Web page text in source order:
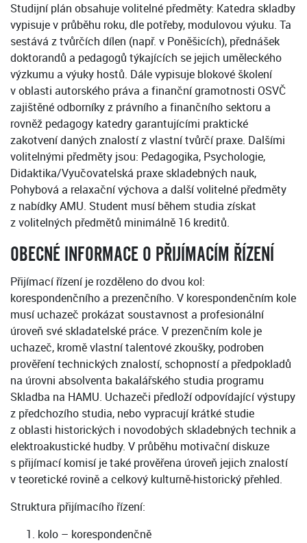
Studijní plán obsahuje volitelné předměty: Katedra skladby
vypisuje v průběhu roku, dle potřeby, modulovou výuku. Ta
sestává z tvůrčích dílen (např. v Poněšicích), přednášek
doktorandů a pedagogů týkajících se jejich uměleckého
výzkumu a výuky hostů. Dále vypisuje blokové školení
v oblasti autorského práva a finanční gramotnosti OSVČ
zajištěné odborníky z právního a finančního sektoru a
rovněž pedagogy katedry garantujícími praktické
zakotvení daných znalostí z vlastní tvůrčí praxe. Dalšími
volitelnými předměty jsou: Pedagogika, Psychologie,
Didaktika/Vyučovatelská praxe skladebných nauk,
Pohybová a relaxační výchova a další volitelné předměty
z nabídky AMU. Student musí během studia získat
z volitelných předmětů minimálně 16 kreditů.
OBECNÉ INFORMACE O PŘIJÍMACÍM ŘÍZENÍ
Přijímací řízení je rozděleno do dvou kol:
korespondenčního a prezenčního. V korespondenčním kole
musí uchazeč prokázat soustavnost a profesionální
úroveň své skladatelské práce. V prezenčním kole je
uchazeč, kromě vlastní talentové zkoušky, podroben
prověření technických znalostí, schopností a předpokladů
na úrovni absolventa bakalářského studia programu
Skladba na HAMU. Uchazeči předloží odpovídající výstupy
z předchozího studia, nebo vypracují krátké studie
z oblasti historických i novodobých skladebných technik a
elektroakustické hudby. V průběhu motivační diskuze
s přijímací komisí je také prověřena úroveň jejich znalostí
v teoretické rovině a celkový kulturně-historický přehled.
Struktura přijímacího řízení:
kolo – korespondenčně